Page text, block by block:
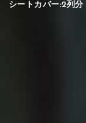
シートカバー:2列分